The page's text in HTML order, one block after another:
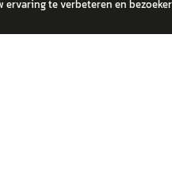
ervaring te verbeteren en